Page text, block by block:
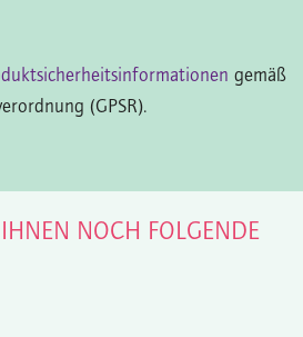
gemäß
(GPSR).
NOCH FOLGENDE